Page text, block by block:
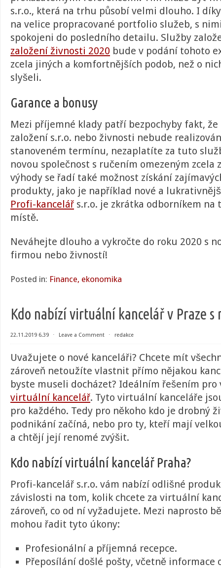
s.r.o., která na trhu působí velmi dlouho. I
na velice propracované portfolio služeb, s
spokojeni do posledního detailu. Služby
založení živnosti 2020 bude v podání tohoto
zcela jiných a komfortnějších podob, než o
slyšeli.
Garance a bonusy
Mezi příjemné klady patří bezpochyby fakt, že
založení s.r.o. nebo živnosti nebude
stanoveném termínu, nezaplatíte za tuto
novou společnost s ručením omezeným zcela
výhody se řadí také možnost získání
produkty, jako je například nové a
Profi-kancelář s.r.o. je zkrátka odborníkem na
místě.
Neváhejte dlouho a vykročte do roku 2020 s
firmou nebo živností!
Posted in: Finance, ekonomika
Kdo nabízí virtuální kancelář v Praze s
22.11.2019 6.39 ⋅ Leave a Comment ⋅ redakce
Uvažujete o nové kanceláři? Chcete mít
zároveň netoužíte vlastnit přímo nějakou
byste museli docházet? Ideálním řešením pro
virtuální kancelář. Tyto virtuální kanceláře
pro každého. Tedy pro někoho kdo je drobný
podnikání začíná, nebo pro ty, kteří mají
a chtějí její renomé zvýšit.
Kdo nabízí virtuální kancelář Praha?
Profi-kancelář s.r.o. vám nabízí odlišné
závislosti na tom, kolik chcete za virtuální
zároveň, co od ní vyžadujete. Mezi naprosto
mohou řadit tyto úkony:
Profesionální a příjemná recepce.
Přeposílání došlé pošty, včetně informace